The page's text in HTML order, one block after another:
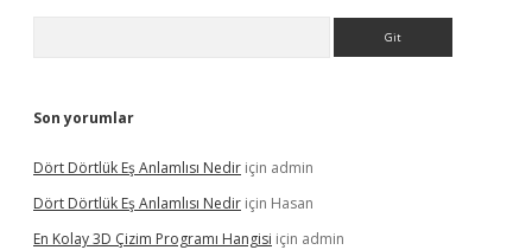
Son yorumlar
Dört Dörtlük Eş Anlamlısı Nedir için admin
Dört Dörtlük Eş Anlamlısı Nedir için Hasan
En Kolay 3D Çizim Programı Hangisi için admin